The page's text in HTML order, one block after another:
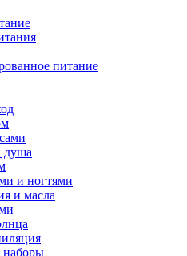
питание
душа
и ногтями
и масла
наборы